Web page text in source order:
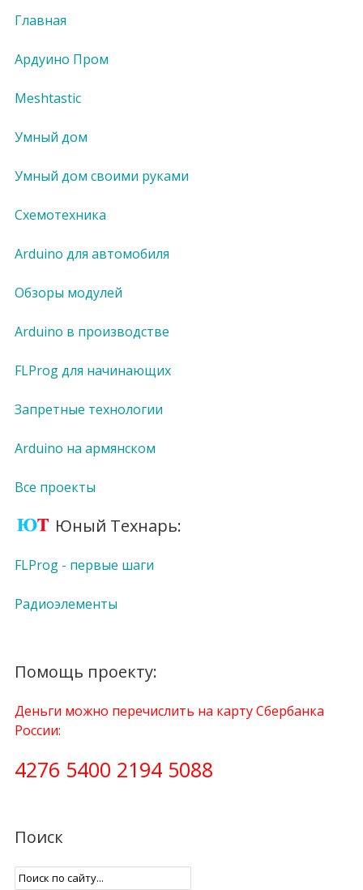
Главная
Ардуино Пром
Meshtastic
Умный дом
Умный дом своими руками
Схемотехника
Arduino для автомобиля
Обзоры модулей
Arduino в производстве
FLProg для начинающих
Запретные технологии
Arduino на армянском
Все проекты
Юный Технарь:
FLProg - первые шаги
Радиоэлементы
Помощь проекту:
Деньги можно перечислить на карту Сбербанка
России:
4276 5400 2194 5088
Поиск